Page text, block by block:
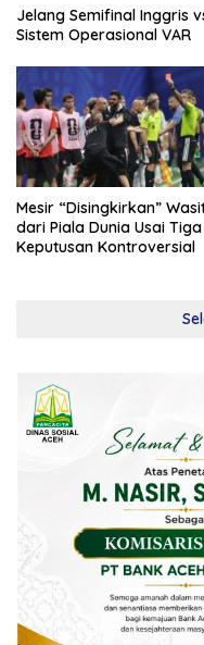
Jelang Semifinal Inggris
Sistem Operasional VAR
Mesir “Disingkirkan”
dari Piala Dunia Usai Tiga
Keputusan Kontroversial